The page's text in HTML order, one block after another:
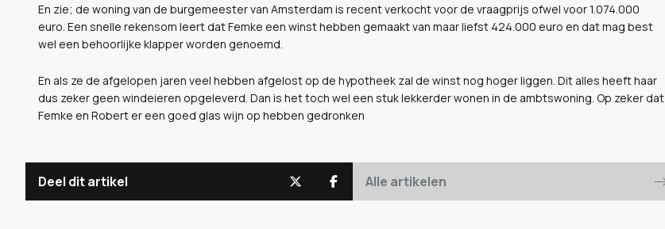
En zie; de woning van de burgemeester van Amsterdam is recent verkocht voor de vraagprijs ofwel voor 1.074.000
euro. Een snelle rekensom leert dat Femke een winst hebben gemaakt van maar liefst 424.000 euro en dat mag best
wel een behoorlijke klapper worden genoemd.
En als ze de afgelopen jaren veel hebben afgelost op de hypotheek zal de winst nog hoger liggen. Dit alles heeft haar
dus zeker geen windeieren opgeleverd. Dan is het toch wel een stuk lekkerder wonen in de ambtswoning. Op zeker dat
Femke en Robert er een goed glas wijn op hebben gedronken
Deel dit artikel Alle artikelen